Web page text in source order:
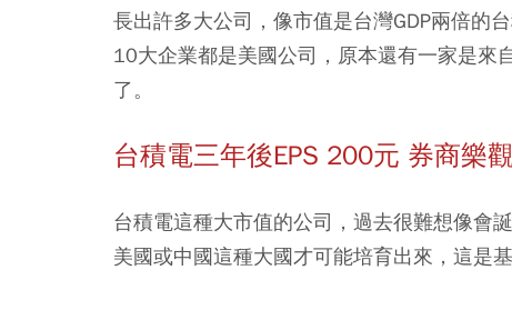
長出許多大公司，像市值是台灣GDP兩倍的
10大企業都是美國公司，原本還有一家是來
了。
台積電三年後EPS 200元 券商樂
台積電這種大市值的公司，過去很難想像會
美國或中國這種大國才可能培育出來，這是